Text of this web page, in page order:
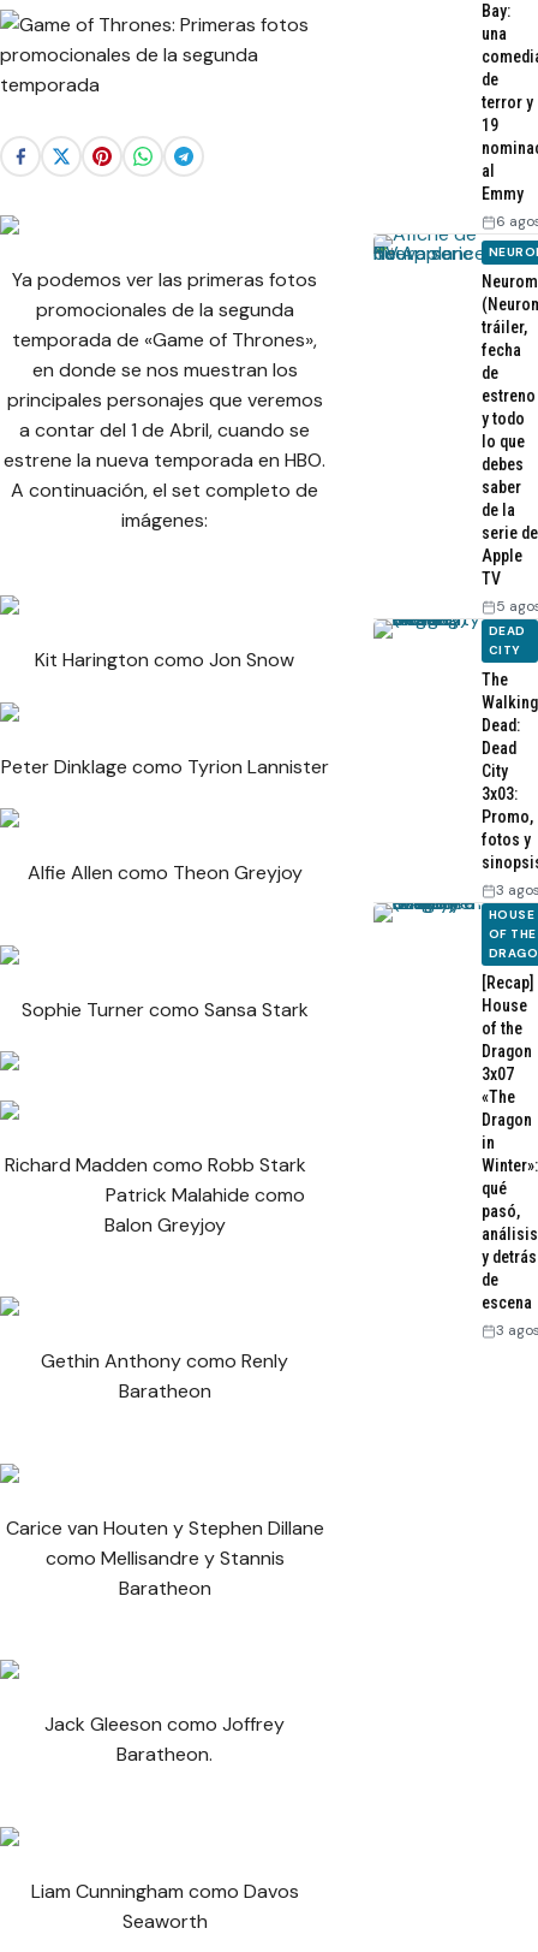
Ya podemos ver las primeras fotos
promocionales de la segunda
temporada de «Game of Thrones»,
en donde se nos muestran los
principales personajes que veremos
a contar del 1 de Abril, cuando se
estrene la nueva temporada en HBO.
A continuación, el set completo de
imágenes:
Kit Harington como Jon Snow
Peter Dinklage como Tyrion Lannister
Alfie Allen como Theon Greyjoy
Sophie Turner como Sansa Stark
Richard Madden como Robb Stark
Patrick Malahide como
Balon Greyjoy
Gethin Anthony como Renly
Baratheon
Carice van Houten y Stephen Dillane
como Mellisandre y Stannis
Baratheon
Jack Gleeson como Joffrey
Baratheon.
Liam Cunningham como Davos
Seaworth
Bay:
una
de
terror y
19
al
Emmy
6
tráiler,
fecha
de
estreno
y todo
lo que
debes
saber
de la
serie de
Apple
TV
5
DEAD
CITY
The
Walking
Dead:
Dead
City
3x03:
Promo,
fotos y
3
HOUSE
OF THE
[Recap]
House
of the
Dragon
3x07
«The
Dragon
in
Winter»:
qué
pasó,
análisis
y detrás
de
escena
3